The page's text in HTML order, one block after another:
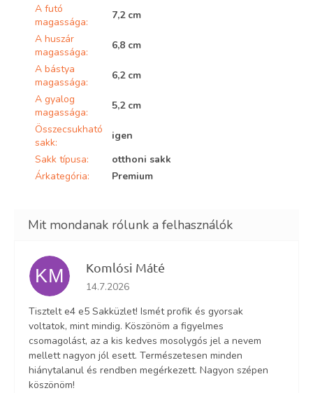
A futó
magassága:
7,2 cm
A huszár
magassága:
6,8 cm
A bástya
magassága:
6,2 cm
A gyalog
magassága:
5,2 cm
Összecsukható
sakk:
igen
Sakk típusa:
otthoni sakk
Árkategória: Premium
KM Komlósi Máté
Az áruház értékelése 5-ből 5 csillag.
14.7.2026
Tisztelt e4 e5 Sakküzlet! Ismét profik és gyorsak
voltatok, mint mindig. Köszönöm a figyelmes
csomagolást, az a kis kedves mosolygós jel a nevem
mellett nagyon jól esett. Természetesen minden
hiánytalanul és rendben megérkezett. Nagyon szépen
köszönöm!